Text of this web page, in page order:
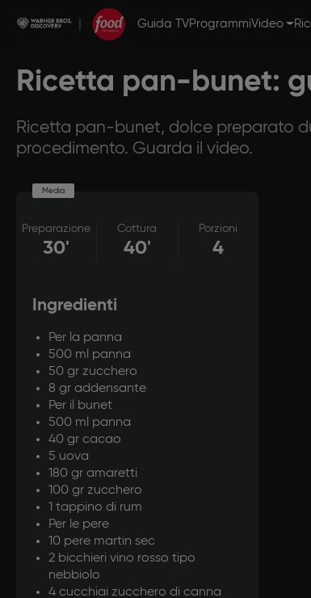
Guida TVProgrammiVideo
Ricetta pan-bunet:
Ricetta pan-bunet, dolce preparato
procedimento. Guarda il video.
Media
Preparazione
30'
Cottura
40'
Porzioni
4
Ingredienti
Per la panna
500 ml panna
50 gr zucchero
8 gr addensante
Per il bunet
500 ml panna
40 gr cacao
5 uova
180 gr amaretti
100 gr zucchero
1 tappino di rum
Per le pere
10 pere martin sec
2 bicchieri vino rosso tipo
nebbiolo
4 cucchiai zucchero di canna